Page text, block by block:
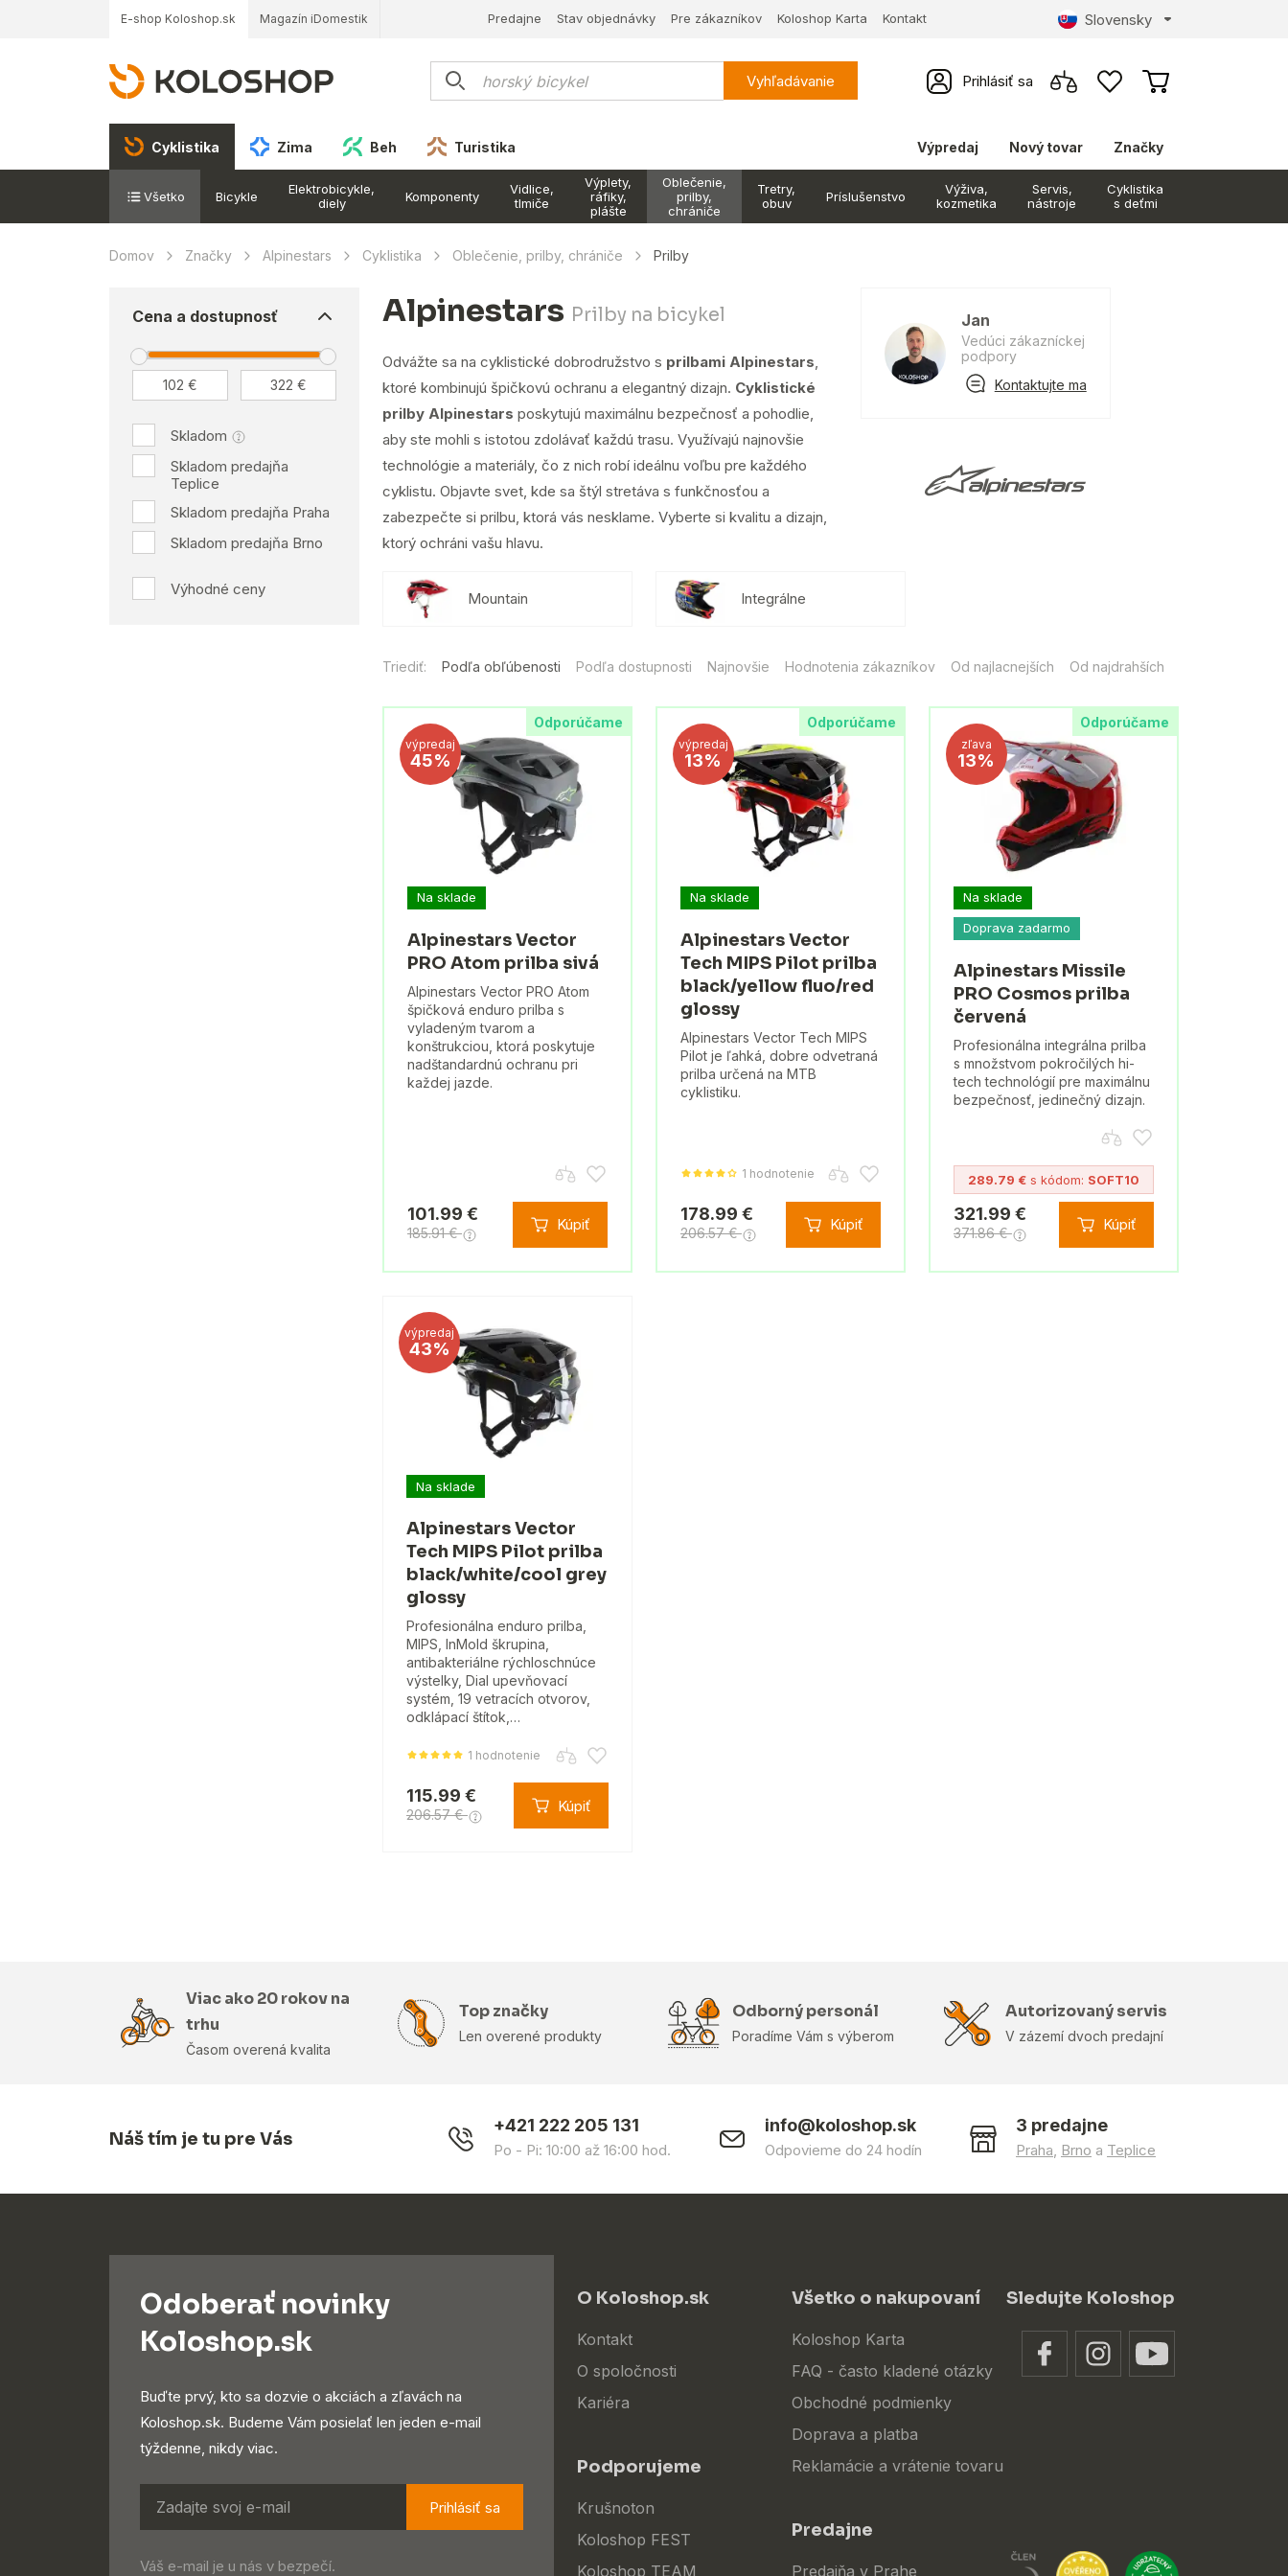
E-shop Koloshop.sk Magazín iDomestik Predajne Stav objednávky Pre zákazníkov Koloshop Karta Kontakt Slovensky
Vyhľadávanie Prihlásiť sa
Cyklistika Zima Beh Turistika Výpredaj Nový tovar Značky
Všetko Bicykle
Elektrobicykle,
diely
Komponenty
Vidlice,
tlmiče
Výplety,
ráfiky,
plášte
Oblečenie,
prilby,
chrániče
Tretry,
obuv
Príslušenstvo
Výživa,
kozmetika
Servis,
nástroje
Cyklistika
s deťmi
Domov Značky Alpinestars Cyklistika Oblečenie, prilby, chrániče Prilby
Cena a dostupnosť
Skladom
Skladom predajňa
Teplice
Skladom predajňa Praha
Skladom predajňa Brno
Výhodné ceny
Alpinestars Prilby na bicykel
Odvážte sa na cyklistické dobrodružstvo s prilbami Alpinestars,
ktoré kombinujú špičkovú ochranu a elegantný dizajn. Cyklistické
prilby Alpinestars poskytujú maximálnu bezpečnosť a pohodlie,
aby ste mohli s istotou zdolávať každú trasu. Využívajú najnovšie
technológie a materiály, čo z nich robí ideálnu voľbu pre každého
cyklistu. Objavte svet, kde sa štýl stretáva s funkčnosťou a
zabezpečte si prilbu, ktorá vás nesklame. Vyberte si kvalitu a dizajn,
ktorý ochráni vašu hlavu.
Jan
Vedúci zákazníckej
podpory
Kontaktujte ma
Mountain Integrálne
Triediť: Podľa obľúbenosti Podľa dostupnosti Najnovšie Hodnotenia zákazníkov Od najlacnejších Od najdrahších
Odporúčame
výpredaj
45%
Na sklade
Alpinestars Vector
PRO Atom prilba sivá
Alpinestars Vector PRO Atom
špičková enduro prilba s
vyladeným tvarom a
konštrukciou, ktorá poskytuje
nadštandardnú ochranu pri
každej jazde.
101.99 €
185.91 € Kúpiť
Odporúčame
výpredaj
13%
Na sklade
Alpinestars Vector
Tech MIPS Pilot prilba
black/yellow fluo/red
glossy
Alpinestars Vector Tech MIPS
Pilot je ľahká, dobre odvetraná
prilba určená na MTB
cyklistiku.
1 hodnotenie
178.99 €
206.57 € Kúpiť
Odporúčame
zľava
13%
Na sklade
Doprava zadarmo
Alpinestars Missile
PRO Cosmos prilba
červená
Profesionálna integrálna prilba
s množstvom pokročilých hi-
tech technológií pre maximálnu
bezpečnosť, jedinečný dizajn.
289.79 €s kódom: SOFT10
321.99 €
371.86 € Kúpiť
výpredaj
43%
Na sklade
Alpinestars Vector
Tech MIPS Pilot prilba
black/white/cool grey
glossy
Profesionálna enduro prilba,
MIPS, InMold škrupina,
antibakteriálne rýchloschnúce
výstelky, Dial upevňovací
systém, 19 vetracích otvorov,
odklápací štítok,…
1 hodnotenie
115.99 €
206.57 € Kúpiť
Viac ako 20 rokov na
trhu
Časom overená kvalita
Top značky
Len overené produkty
Odborný personál
Poradíme Vám s výberom
Autorizovaný servis
V zázemí dvoch predajní
Náš tím je tu pre Vás
+421 222 205 131
Po - Pi: 10:00 až 16:00 hod.
info@koloshop.sk
Odpovieme do 24 hodín
3 predajne
Praha, Brno a Teplice
Odoberať novinky
Koloshop.sk
Buďte prvý, kto sa dozvie o akciách a zľavách na
Koloshop.sk. Budeme Vám posielať len jeden e-mail
týždenne, nikdy viac.
Prihlásiť sa
Váš e-mail je u nás v bezpečí.
O Koloshop.sk
Kontakt
O spoločnosti
Kariéra
Podporujeme
Krušnoton
Koloshop FEST
Koloshop TEAM
Všetko o nakupovaní
Koloshop Karta
FAQ - často kladené otázky
Obchodné podmienky
Doprava a platba
Reklamácie a vrátenie tovaru
Predajne
Predajňa v Prahe
Sledujte Koloshop